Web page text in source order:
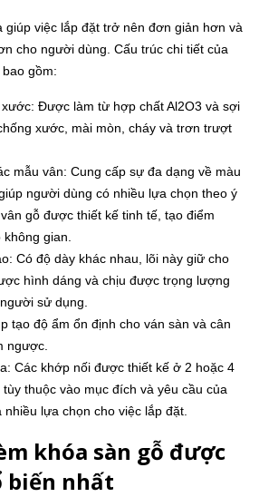
giúp việc lắp đặt trở nên đơn giản hơn và
cho người dùng. Cấu trúc chi tiết của
gồm:
Được làm từ hợp chất Al2O3 và sợi
xước, mài mòn, cháy và trơn trượt
mẫu vân: Cung cấp sự đa dạng về màu
người dùng có nhiều lựa chọn theo ý
gỗ được thiết kế tinh tế, tạo điểm
gian.
Có độ dày khác nhau, lõi này giữ cho
hình dáng và chịu được trọng lượng
sử dụng.
tạo độ ẩm ổn định cho ván sàn và cân
ngược.
Các khớp nối được thiết kế ở 2 hoặc 4
thuộc vào mục đích và yêu cầu của
lựa chọn cho việc lắp đặt.
khóa sàn gỗ được
biến nhất